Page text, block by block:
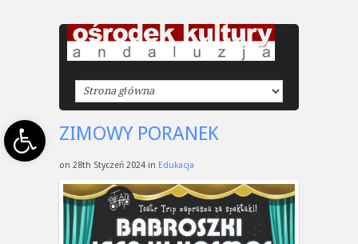
Open toolbarZIMOWY PORANEK
on 28th Styczeń 2024 in Edukacja